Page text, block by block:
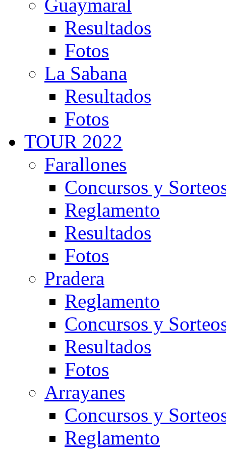
Guaymaral
Resultados
Fotos
La Sabana
Resultados
Fotos
TOUR 2022
Farallones
Concursos y
Reglamento
Resultados
Fotos
Pradera
Reglamento
Concursos y
Resultados
Fotos
Arrayanes
Concursos y
Reglamento